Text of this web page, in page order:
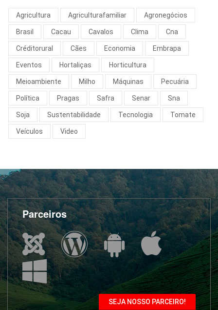
Agricultura Agriculturafamiliar Agronegócios
Brasil Cacau Cavalos Clima Cna
Créditorural Cães Economia Embrapa
Eventos Hortaliças Horticultura
Meioambiente Milho Máquinas Pecuária
Política Pragas Safra Senar Sna
Soja Sustentabilidade Tecnologia Tomate
Veículos Video
Parceiros
SEJA NOSSO PARCEIRO!